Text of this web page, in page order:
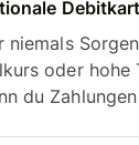
niemals
oder hohe
du